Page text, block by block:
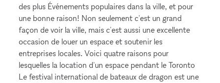
des plus Événements populaires dans la ville, et pour
une bonne raison! Non seulement c'est un grand
façon de voir la ville, mais c'est aussi une excellente
occasion de louer un espace et soutenir les
entreprises locales. Voici quatre raisons pour
lesquelles la location d'un espace pendant le Toronto
Le festival international de bateaux de dragon est une